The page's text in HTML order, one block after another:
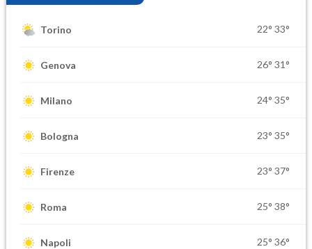
Torino 22° 33°
Genova 26° 31°
Milano 24° 35°
Bologna 23° 35°
Firenze 23° 37°
Roma 25° 38°
Napoli 25° 36°